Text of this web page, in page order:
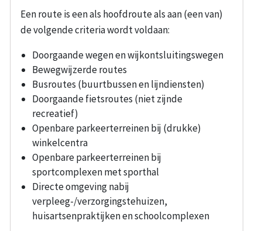
Een route is een als hoofdroute als aan (een van)
de volgende criteria wordt voldaan:
Doorgaande wegen en wijkontsluitingswegen
Bewegwijzerde routes
Busroutes (buurtbussen en lijndiensten)
Doorgaande fietsroutes (niet zijnde
recreatief)
Openbare parkeerterreinen bij (drukke)
winkelcentra
Openbare parkeerterreinen bij
sportcomplexen met sporthal
Directe omgeving nabij
verpleeg-/verzorgingstehuizen,
huisartsenpraktijken en schoolcomplexen